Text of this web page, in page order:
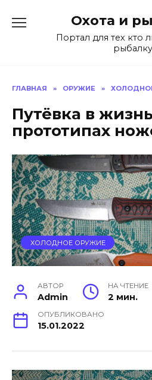
содержанию
Охота и
Портал для тех кто
ГЛАВНАЯ » ОРУЖИЕ »
Путёвка в
прототипах
ХОЛОДНОЕ ОРУЖИЕ
АВТОР
Admin
НА ЧТЕНИЕ
2 мин.
ОПУБЛИКОВАНО
15.01.2022